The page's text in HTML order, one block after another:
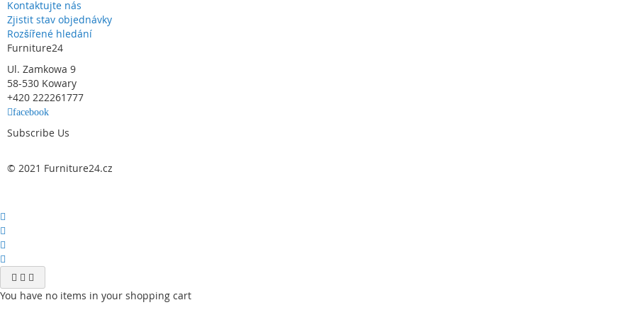
Kontaktujte nás
Zjistit stav objednávky
Rozšířené hledání
Furniture24
Ul. Zamkowa 9
58-530 Kowary
+420 222261777
facebook
Subscribe Us
© 2021 Furniture24.cz
You have no items in your shopping cart